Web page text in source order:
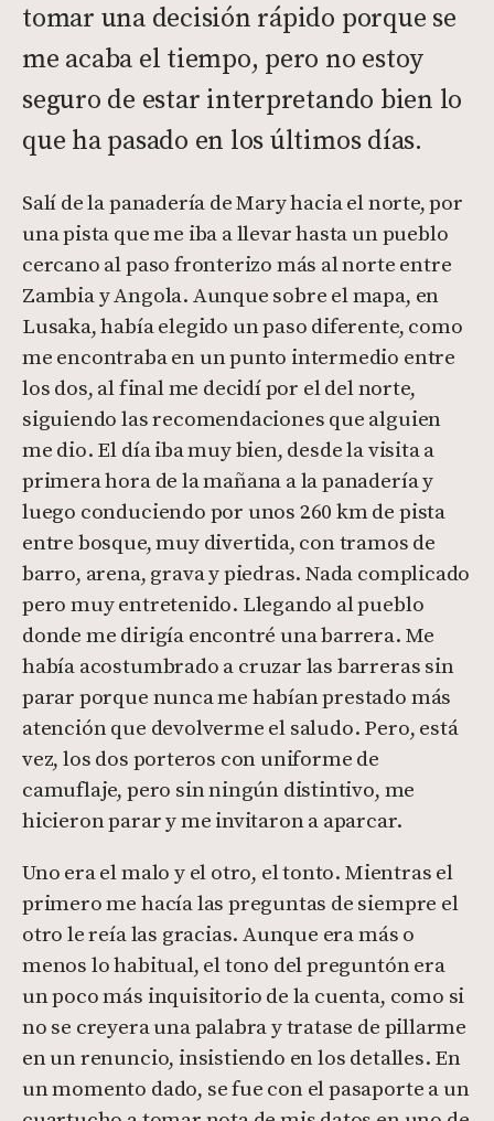
tomar una decisión rápido porque se
me acaba el tiempo, pero no estoy
seguro de estar interpretando bien lo
que ha pasado en los últimos días.
Salí de la panadería de Mary hacia el norte, por
una pista que me iba a llevar hasta un pueblo
cercano al paso fronterizo más al norte entre
Zambia y Angola. Aunque sobre el mapa, en
Lusaka, había elegido un paso diferente, como
me encontraba en un punto intermedio entre
los dos, al final me decidí por el del norte,
siguiendo las recomendaciones que alguien
me dio. El día iba muy bien, desde la visita a
primera hora de la mañana a la panadería y
luego conduciendo por unos 260 km de pista
entre bosque, muy divertida, con tramos de
barro, arena, grava y piedras. Nada complicado
pero muy entretenido. Llegando al pueblo
donde me dirigía encontré una barrera. Me
había acostumbrado a cruzar las barreras sin
parar porque nunca me habían prestado más
atención que devolverme el saludo. Pero, está
vez, los dos porteros con uniforme de
camuflaje, pero sin ningún distintivo, me
hicieron parar y me invitaron a aparcar.
Uno era el malo y el otro, el tonto. Mientras el
primero me hacía las preguntas de siempre el
otro le reía las gracias. Aunque era más o
menos lo habitual, el tono del preguntón era
un poco más inquisitorio de la cuenta, como si
no se creyera una palabra y tratase de pillarme
en un renuncio, insistiendo en los detalles. En
un momento dado, se fue con el pasaporte a un